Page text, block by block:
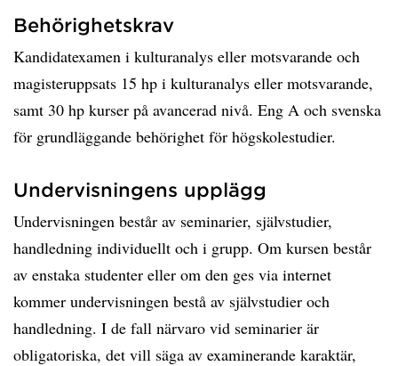
Behörighetskrav
Kandidatexamen i kulturanalys eller motsvarande och
magisteruppsats 15 hp i kulturanalys eller motsvarande,
samt 30 hp kurser på avancerad nivå. Eng A och svenska
för grundläggande behörighet för högskolestudier.
Undervisningens upplägg
Undervisningen består av seminarier, självstudier,
handledning individuellt och i grupp. Om kursen består
av enstaka studenter eller om den ges via internet
kommer undervisningen bestå av självstudier och
handledning. I de fall närvaro vid seminarier är
obligatoriska, det vill säga av examinerande karaktär,